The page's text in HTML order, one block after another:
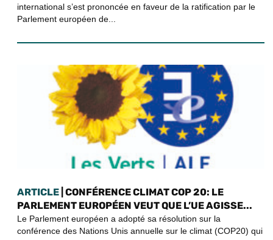
international s’est prononcée en faveur de la ratification par le
Parlement européen de...
ARTICLE | CONFÉRENCE CLIMAT COP 20: LE
PARLEMENT EUROPÉEN VEUT QUE L’UE AGISSE...
Le Parlement européen a adopté sa résolution sur la
conférence des Nations Unis annuelle sur le climat (COP20) qui